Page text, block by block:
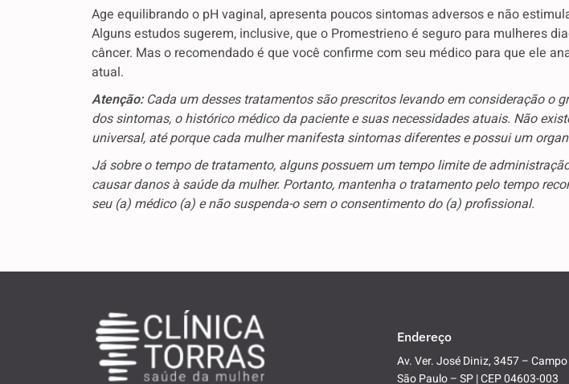
Age equilibrando o pH vaginal, apresenta poucos sintomas adversos e não
Alguns estudos sugerem, inclusive, que o Promestrieno é seguro para mulheres
câncer. Mas o recomendado é que você confirme com seu médico para que ele
atual.
Atenção:Cada um desses tratamentos são prescritos levando em consideração o
dos sintomas, o histórico médico da paciente e suas necessidades atuais. Não
universal, até porque cada mulher manifesta sintomas diferentes e possui um
Já sobre o tempo de tratamento, alguns possuem um tempo limite de
causar danos à saúde da mulher. Portanto, mantenha o tratamento pelo tempo
seu (a) médico (a) e não suspenda-o sem o consentimento do (a) profissional.
Endereço
Av. Ver. José Diniz, 3457 – Campo
São Paulo – SP | CEP 04603-003